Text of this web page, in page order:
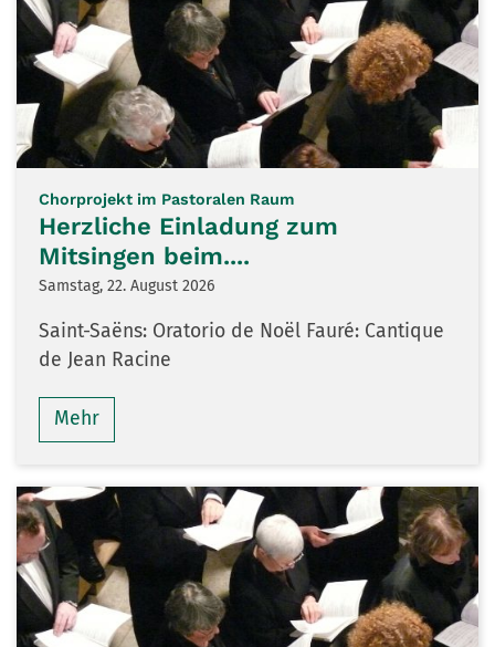
Chorprojekt im Pastoralen Raum
Herzliche Einladung zum
Mitsingen beim....
Samstag, 22. August 2026
Saint-Saëns: Oratorio de Noël Fauré: Cantique
de Jean Racine
Mehr